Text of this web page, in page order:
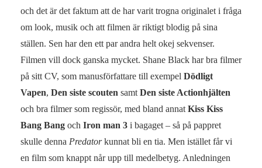
och det är det faktum att de har varit trogna originalet i fråga
om look, musik och att filmen är riktigt blodig på sina
ställen. Sen har den ett par andra helt okej sekvenser.
Filmen vill dock ganska mycket. Shane Black har bra filmer
på sitt CV, som manusförfattare till exempel Dödligt
Vapen, Den siste scouten samt Den siste Actionhjälten
och bra filmer som regissör, med bland annat Kiss Kiss
Bang Bang och Iron man 3 i bagaget – så på pappret
skulle denna Predatorkunnat bli en tia. Men istället får vi
en film som knappt når upp till medelbetyg. Anledningen